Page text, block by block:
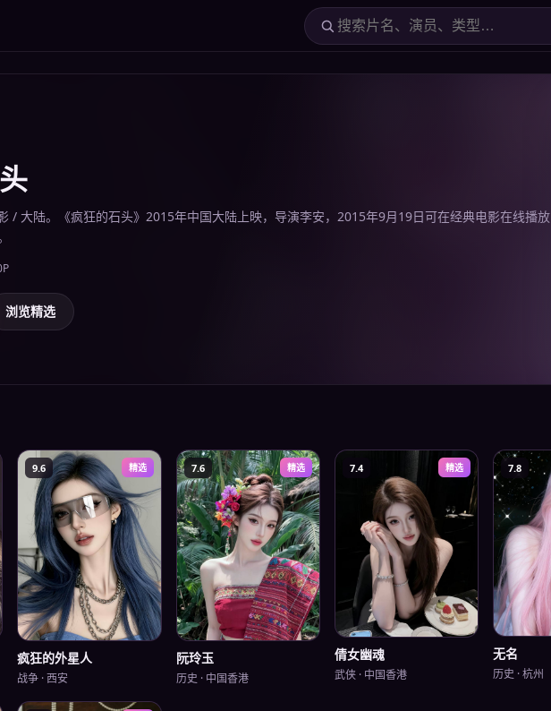
/ 大陆。《疯狂的石头》2015年中国大陆上映，导演李安，2015年9月19日可在经典电影在线播放
浏览精选
9.6 精选
疯狂的外星人
战争 ·西安
7.6 精选
阮玲玉
历史 · 中国香港
7.4 精选
倩女幽魂
武侠· 中国香港
7.8
无名
历史 ·杭州